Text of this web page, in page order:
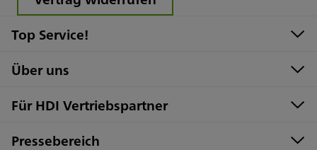
Top Service!
Über uns
Für HDI Vertriebspartner
Pressebereich